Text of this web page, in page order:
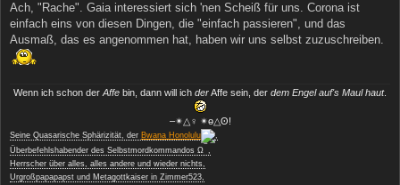
t
r
g
Ach, "Rache". Gaia interessiert sich 'nen Scheiß für uns. Corona ist
einfach eins von diesen Dingen, die "einfach passieren", und das
Ausmaß, das es angenommen hat, haben wir uns selbst zuzuschreiben.
Wenn ich schon der Affe bin, dann will ich derAffe sein, der dem Engel auf's Maul haut.
‒✴△♀ ✴ө△ʘ!
Seine Quasarische Sphärizität, der Bwana Honolulu
Überbefehlshabender des Selbstmordkommandos Ω
−
Herrscher über alles, alles andere und wieder nichts,
Urgroßpapapapst und Metagottkaiser in Zimmer523,